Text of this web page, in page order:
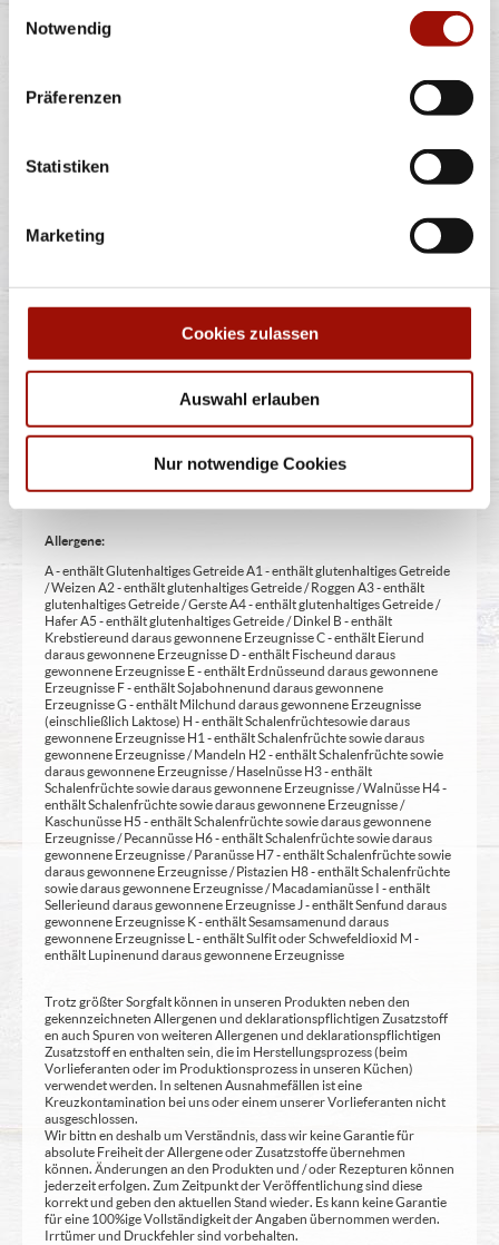
Notwendig
Präferenzen
Statistiken
Marketing
Cookies zulassen
Auswahl erlauben
Nur notwendige Cookies
Alle Preise in €. Alle Preise inkl. gesetzl. MwSt. Alle Angaben zu
Verwendete Abbildungen können von den tatsächlich gelieferten
Produkten abweichen. Wir liefern innerhalb von ca. 30 Minuten.
** Informationen zu möglichen Spuren von Allergenen seitens unsere
Hersteller finden Sie unter www.pizzamax.de/produktinformationen
1 - mit Farbstoffen 2 - mit Konservierungsmittel 3 - mit
zur Angabe 13 - enthält eine Phenylalaninquelle (zusätzlich zur Angabe
Angabe 15 - unter Schutzatmosphäre verpackt 16 - chininhaltig 17 -
Säuerungsmitteln 20 - mit Taurin 21 - kann Aktivität und
- mit Sauerstoff, unter Hochdruck, farbstabilisierend (bei Frischfleisch)
mit Verdickunsmittel
Allergene:
A - enthält Glutenhaltiges Getreide A1 - enthält glutenhaltiges Getreide
/ Weizen A2 - enthält glutenhaltiges Getreide / Roggen A3 - enthält
glutenhaltiges Getreide / Gerste A4 - enthält glutenhaltiges Getreide /
Hafer A5 - enthält glutenhaltiges Getreide / Dinkel B - enthält
Krebstiere und daraus gewonnene Erzeugnisse C - enthält Eier und
daraus gewonnene Erzeugnisse D - enthält Fische und daraus
gewonnene Erzeugnisse E - enthält Erdnüsse und daraus gewonnene
Erzeugnisse F - enthält Sojabohnen und daraus gewonnene
Erzeugnisse G - enthält Milch und daraus gewonnene Erzeugnisse
(einschließlich Laktose) H - enthält Schalenfrüchte sowie daraus
gewonnene Erzeugnisse H1 - enthält Schalenfrüchte sowie daraus
gewonnene Erzeugnisse / Mandeln H2 - enthält Schalenfrüchte sowie
daraus gewonnene Erzeugnisse / Haselnüsse H3 - enthält
Schalenfrüchte sowie daraus gewonnene Erzeugnisse / Walnüsse H4 -
enthält Schalenfrüchte sowie daraus gewonnene Erzeugnisse /
Kaschunüsse H5 - enthält Schalenfrüchte sowie daraus gewonnene
Erzeugnisse / Pecannüsse H6 - enthält Schalenfrüchte sowie daraus
gewonnene Erzeugnisse / Paranüsse H7 - enthält Schalenfrüchte sowie
daraus gewonnene Erzeugnisse / Pistazien H8 - enthält Schalenfrüchte
sowie daraus gewonnene Erzeugnisse / Macadamianüsse I - enthält
Sellerie und daraus gewonnene Erzeugnisse J - enthält Senf und daraus
gewonnene Erzeugnisse K - enthält Sesamsamen und daraus
gewonnene Erzeugnisse L - enthält Sulfit oder Schwefeldioxid M -
enthält Lupinen und daraus gewonnene Erzeugnisse
Trotz größter Sorgfalt können in unseren Produkten neben den
gekennzeichneten Allergenen und deklarationspflichtigen Zusatzstoff
en auch Spuren von weiteren Allergenen und deklarationspflichtigen
Zusatzstoff en enthalten sein, die im Herstellungsprozess (beim
Vorlieferanten oder im Produktionsprozess in unseren Küchen)
verwendet werden. In seltenen Ausnahmefällen ist eine
Kreuzkontamination bei uns oder einem unserer Vorlieferanten nicht
ausgeschlossen.
Wir bittn en deshalb um Verständnis, dass wir keine Garantie für
absolute Freiheit der Allergene oder Zusatzstoffe übernehmen
können. Änderungen an den Produkten und / oder Rezepturen können
jederzeit erfolgen. Zum Zeitpunkt der Veröffentlichung sind diese
korrekt und geben den aktuellen Stand wieder. Es kann keine Garantie
für eine 100%ige Vollständigkeit der Angaben übernommen werden.
Irrtümer und Druckfehler sind vorbehalten.